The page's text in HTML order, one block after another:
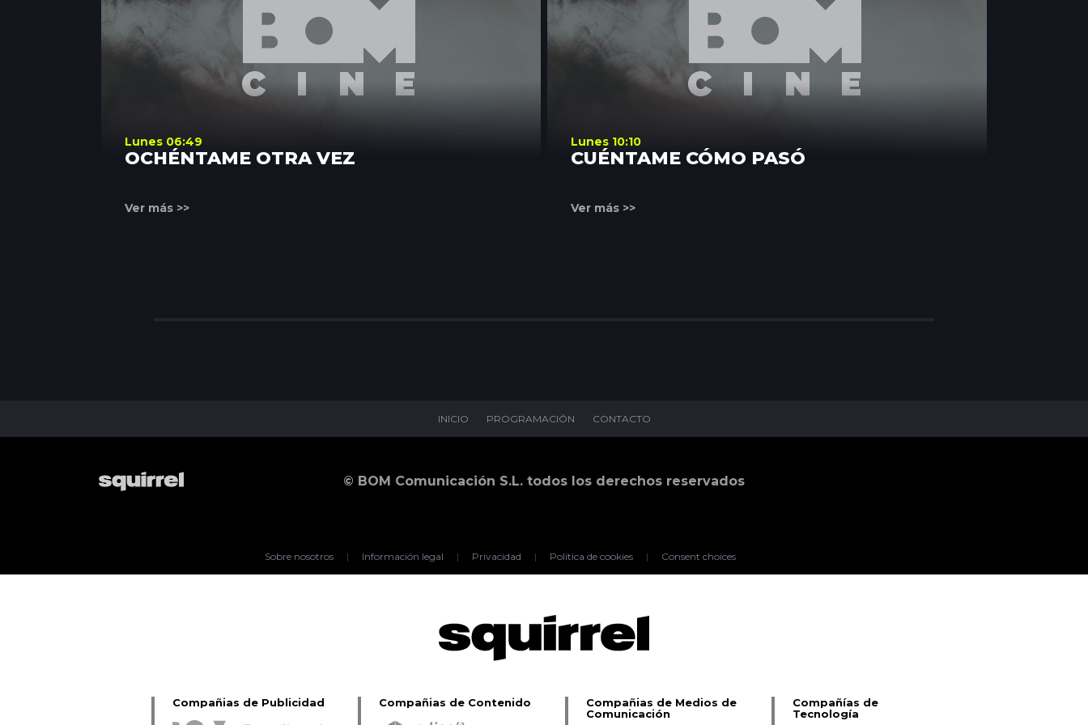
Lunes 06:49
OCHÉNTAME OTRA VEZ
Ver más >>
Lunes 10:10
CUÉNTAME CÓMO PASÓ
Ver más >>
INICIO PROGRAMACIÓN CONTACTO
© BOM Comunicación S.L. todos los derechos reservados
Sobre nosotros | Información legal | Privacidad | Política de cookies | Consent choices
Compañias de Publicidad Compañias de Contenido
Compañias de Medios de
Comunicación
Compañías de
Tecnología